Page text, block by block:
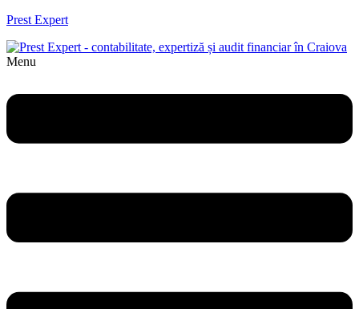
Prest Expert
Menu